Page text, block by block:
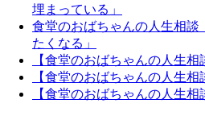
埋まっている」
食堂のおばちゃんの人生相談
たくなる」
【食堂のおばちゃんの人生
【食堂のおばちゃんの人生
【食堂のおばちゃんの人生